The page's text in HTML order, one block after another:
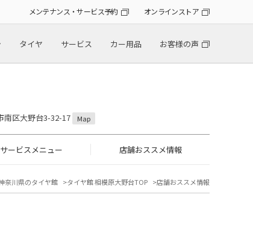
メンテナンス・サービス予約 オンラインストア
タイヤ サービス カー用品 お客様の声
区大野台3-32-17 Map
サービスメニュー 店舗おススメ情報
奈川県のタイヤ館 タイヤ館 相模原大野台TOP 店舗おススメ情報